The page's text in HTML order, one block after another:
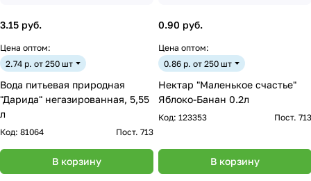
3.15 руб.
Цена оптом:
2.74 р. от 250 шт
Вода питьевая природная
"Дарида" негазированная, 5,55
л
Код: 81064 Пост. 713
В корзину
0.90 руб.
Цена оптом:
0.86 р. от 250 шт
Нектар "Маленькое счастье"
Яблоко-Банан 0.2л
Код: 123353 Пост. 713
В корзину